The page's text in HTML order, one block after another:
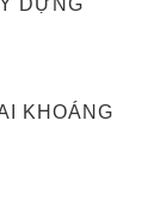
DỰNG
KHOÁNG